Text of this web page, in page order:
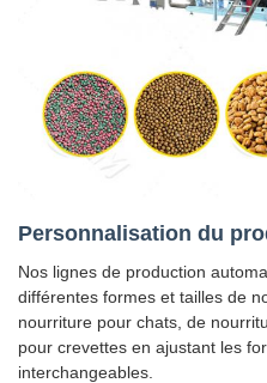
Personnalisation du
Nos lignes de production
différentes formes et tailles de
nourriture pour chats, de
pour crevettes en ajustant les
interchangeables.